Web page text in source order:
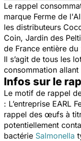
Le rappel
marque Ferme de
les distributeurs
Coin, Jardin des
de France entière
Il s’agit de tous les
consommation
Infos sur le
Le motif de rappel
: L’entreprise EARL
rappel des œufs à
potentiellement
bactérie Salmonella